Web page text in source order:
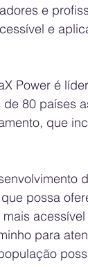
e
e
Power é
80 países
que
possa
para